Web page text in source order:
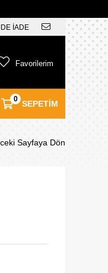
İADE
SEPETIM
0
Favorilerim
Sayfaya Dön